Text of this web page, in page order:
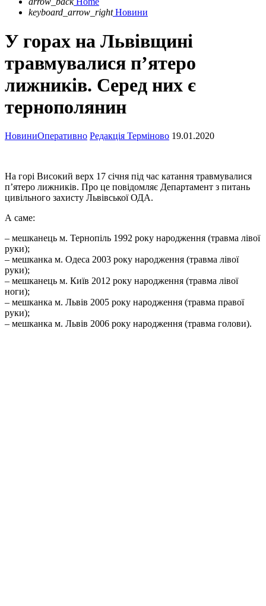
keyboard_arrow_right Новини
У горах на Львівщині
травмувалися п’ятеро
лижників. Серед них є
тернополянин
НовиниОперативно Редакція Терміново 19.01.2020
На горі Високий верх 17 січня під час катання травмувалися
п’ятеро лижників. Про це повідомляє Департамент з питань
цивільного захисту Львівської ОДА.
А саме:
– мешканець м. Тернопіль 1992 року народження (травма лівої
руки);
– мешканка м. Одеса 2003 року народження (травма лівої
руки);
– мешканець м. Київ 2012 року народження (травма лівої
ноги);
– мешканка м. Львів 2005 року народження (травма правої
руки);
– мешканка м. Львів 2006 року народження (травма голови).